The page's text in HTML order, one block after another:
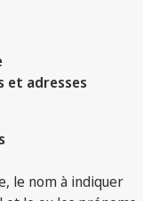
et adresses
le nom à indiquer